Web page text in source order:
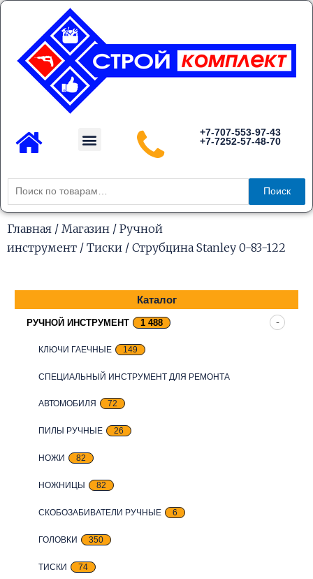
Перейти
содержимому
Menu
+7-707-553-97-43
+7-7252-57-48-70
Искать:
Поиск
Главная / Магазин / Ручной
инструмент / Тиски / Струбцина Stanley 0-83-122
Каталог
РУЧНОЙ ИНСТРУМЕНТ 1 488
КЛЮЧИ ГАЕЧНЫЕ 149
СПЕЦИАЛЬНЫЙ ИНСТРУМЕНТ ДЛЯ РЕМОНТА
АВТОМОБИЛЯ 72
ПИЛЫ РУЧНЫЕ 26
НОЖИ 82
НОЖНИЦЫ 82
СКОБОЗАБИВАТЕЛИ РУЧНЫЕ 6
ГОЛОВКИ 350
ТИСКИ 74